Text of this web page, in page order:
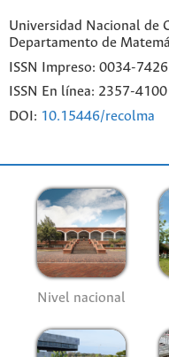
Universidad Nacional de
Departamento de
ISSN Impreso: 0034-7426
ISSN En línea: 2357-4100
DOI: 10.15446/recolma
Nivel nacional